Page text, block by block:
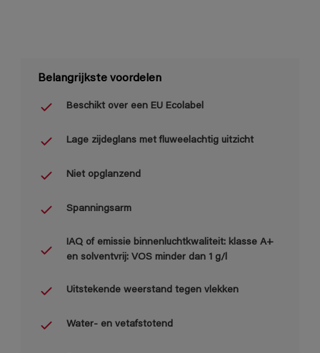
Belangrijkste voordelen
Beschikt over een EU Ecolabel
Lage zijdeglans met fluweelachtig uitzicht
Niet opglanzend
Spanningsarm
IAQ of emissie binnenluchtkwaliteit: klasse A+
en solventvrij: VOS minder dan 1 g/l
Uitstekende weerstand tegen vlekken
Water- en vetafstotend